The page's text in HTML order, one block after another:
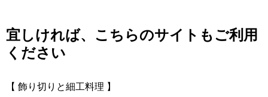
宜しければ、こちらのサイトもご利用
ください
【 飾り切りと細工料理 】